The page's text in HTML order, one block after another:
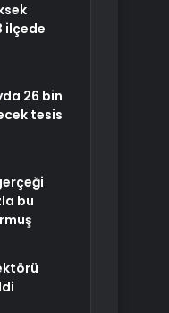
ilçede
26 bin
tesis
bu